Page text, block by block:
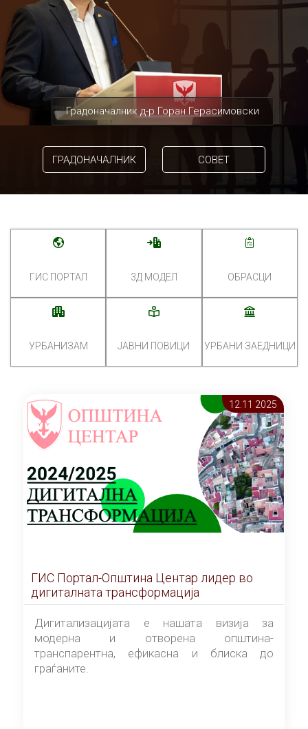
Градоначалник д-р Горан Герасимовски
ГРАДОНАЧАЛНИК СОВЕТ
ГИС ПОРТАЛ 3Д МОДЕЛ ОБРАСЦИ
УРБАНИЗАМ ЈАВНИ ПОВИЦИ УРБАНИ ЗАЕДНИЦИ
12.11 2025
ГИС Портал-Општина Центар лидер во
дигиталната трансформација
Дигитализацијата е нашата визија за
модерна и отворена општина-
транспарентна, ефикасна и блиска до
граѓаните.